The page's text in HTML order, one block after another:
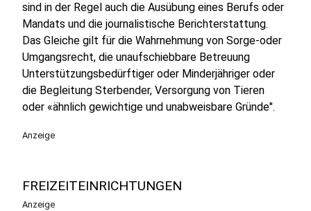
sind in der Regel auch die Ausübung eines Berufs oder
Mandats und die journalistische Berichterstattung.
Das Gleiche gilt für die Wahrnehmung von Sorge-oder
Umgangsrecht, die unaufschiebbare Betreuung
Unterstützungsbedürftiger oder Minderjähriger oder
die Begleitung Sterbender, Versorgung von Tieren
oder «ähnlich gewichtige und unabweisbare Gründe".
Anzeige
FREIZEITEINRICHTUNGEN
Anzeige